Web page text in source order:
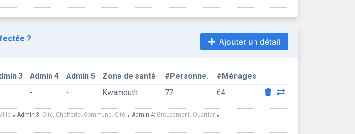
? Ajouter un détail
3 Admin 4 Admin 5 Zone de santé #Personne.
#Ménages
- - Kwamouth 77 64
• Admin 3: Cité, Chefferie, Commune, Cité • Admin 4: Groupement, Quartier •